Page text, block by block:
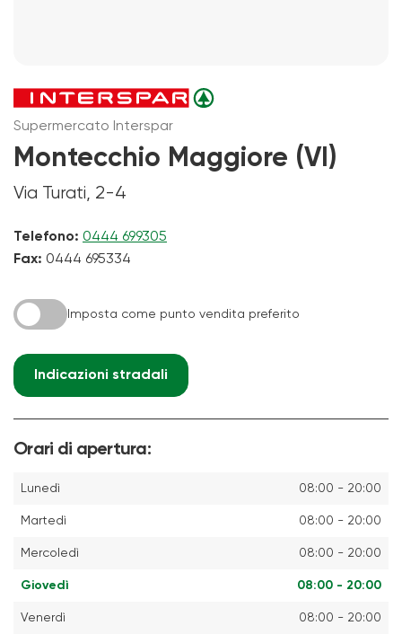
Supermercato Interspar
Montecchio Maggiore (VI)
Via Turati, 2-4
Telefono: 0444 699305
Fax: 0444 695334
Imposta come punto vendita preferito
Indicazioni stradali
Orari di apertura:
Lunedì 08:00 - 20:00
Martedì 08:00 - 20:00
Mercoledì 08:00 - 20:00
Giovedì 08:00 - 20:00
Venerdì 08:00 - 20:00